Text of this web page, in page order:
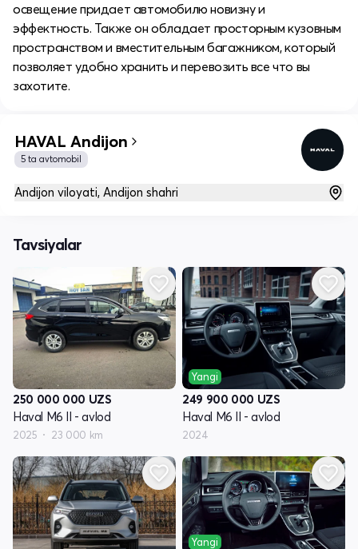
освещение придает автомобилю новизну и
эффектность. Также он обладает просторным кузовным
пространством и вместительным багажником, который
позволяет удобно хранить и перевозить все что вы
захотите.
HAVAL Andijon
5 ta avtomobil
Andijon viloyati, Andijon shahri
Tavsiyalar
250 000 000 UZS
Haval M6 II - avlod
2025 23 000 km
Yangi
249 900 000 UZS
Haval M6 II - avlod
2024
Yangi